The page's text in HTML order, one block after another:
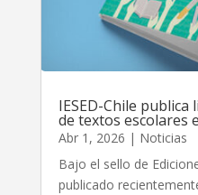
IESED-Chile
de textos escolares
Abr 1, 2026 | Noticias
Bajo el sello de
publicado